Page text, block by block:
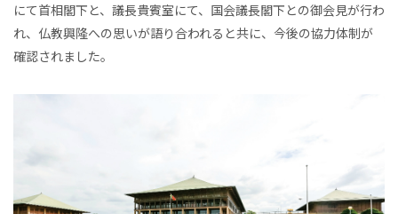
にて首相閣下と、議長貴賓室にて、国会議長閣下との御会見が行わ
れ、仏教興隆への思いが語り合われると共に、今後の協力体制が
確認されました。